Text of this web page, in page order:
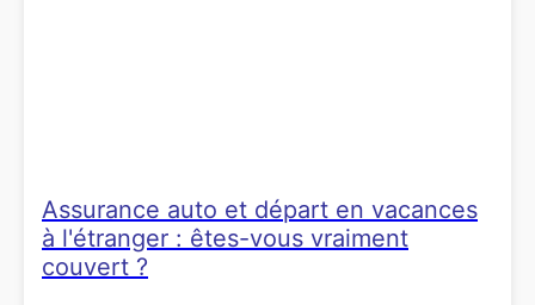
Assurance auto et départ en vacances
à l'étranger : êtes-vous vraiment
couvert ?